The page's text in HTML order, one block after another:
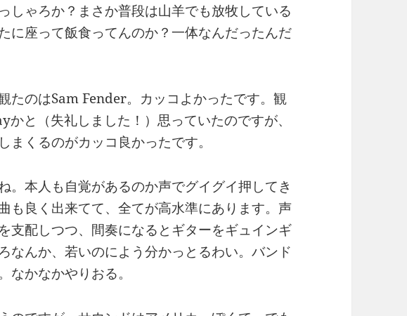
しゃろか？まさか普段は山羊でも放牧している
に座って飯食ってんのか？一体なんだったんだ
たのはSam Fender。カッコよかったです。観
かと（失礼しました！）思っていたのですが、
まくるのがカッコ良かったです。
。本人も自覚があるのか声でグイグイ押してき
も良く出来てて、全てが高水準にあります。声
支配しつつ、間奏になるとギターをギュインギ
なんか、若いのによう分かっとるわい。バンド
なかなかやりおる。